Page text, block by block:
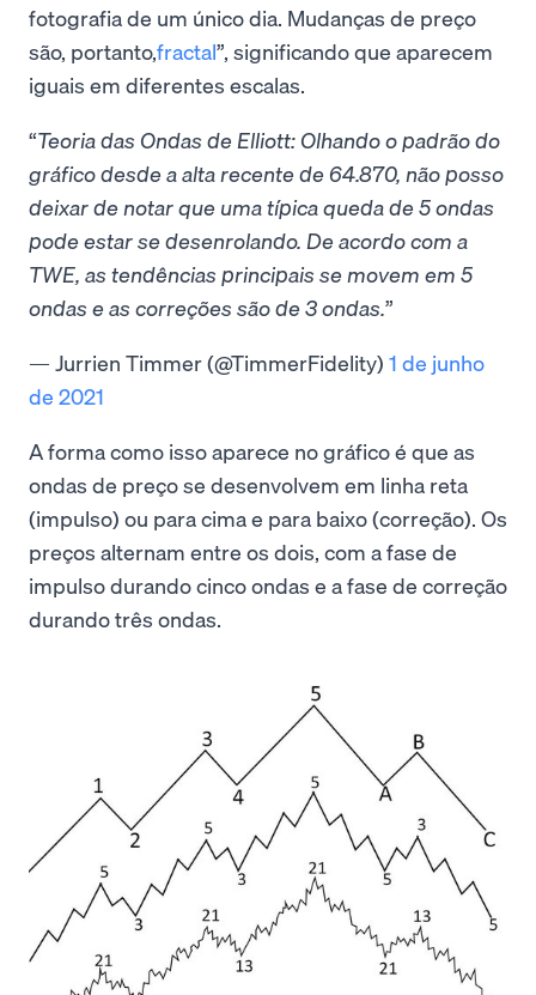
fotografia de um único dia. Mudanças de preço
são, portanto,fractal”, significando que aparecem
iguais em diferentes escalas.
Teoria das Ondas de Elliott: Olhando o padrão do
gráfico desde a alta recente de 64.870, não posso
deixar de notar que uma típica queda de 5 ondas
pode estar se desenrolando. De acordo com a
TWE, as tendências principais se movem em 5
ondas e as correções são de 3 ondas.
— Jurrien Timmer (@TimmerFidelity) 1 de junho
de 2021
A forma como isso aparece no gráfico é que as
ondas de preço se desenvolvem em linha reta
(impulso) ou para cima e para baixo (correção). Os
preços alternam entre os dois, com a fase de
impulso durando cinco ondas e a fase de correção
durando três ondas.